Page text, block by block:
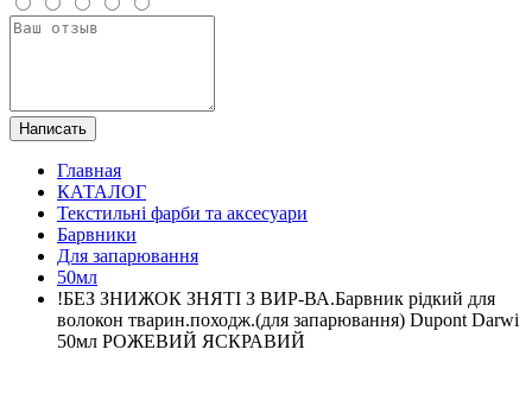
Написать
Главная
КАТАЛОГ
Текстильні фарби та аксесуари
Барвники
Для запарювання
50мл
!БЕЗ ЗНИЖОК ЗНЯТІ З ВИР-ВА.Барвник рідкий для
волокон тварин.походж.(для запарювання) Dupont Darwi
50мл РОЖЕВИЙ ЯСКРАВИЙ